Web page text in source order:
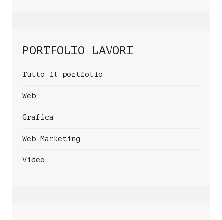
PORTFOLIO LAVORI
Tutto il portfolio
Web
Grafica
Web Marketing
Video